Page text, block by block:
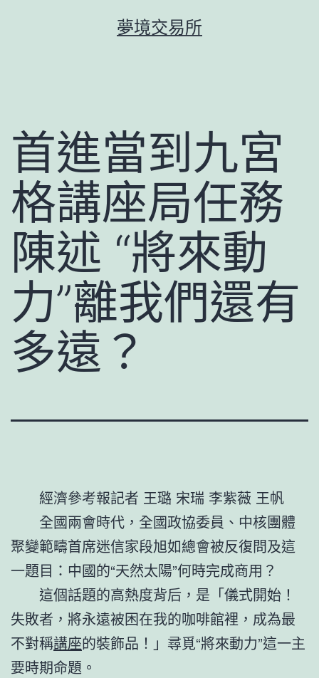
容
夢境交易所
首進當到九宮
格講座局任務
陳述 “將來動
力”離我們還有
多遠？
經濟參考報記者 王璐 宋瑞 李紫薇 王帆
全國兩會時代，全國政協委員、中核團體
聚變範疇首席迷信家段旭如總會被反復問及這
一題目：中國的“天然太陽”何時完成商用？
這個話題的高熱度背后，是「儀式開始！
失敗者，將永遠被困在我的咖啡館裡，成為最
不對稱講座的裝飾品！」尋覓“將來動力”這一主
要時期命題。